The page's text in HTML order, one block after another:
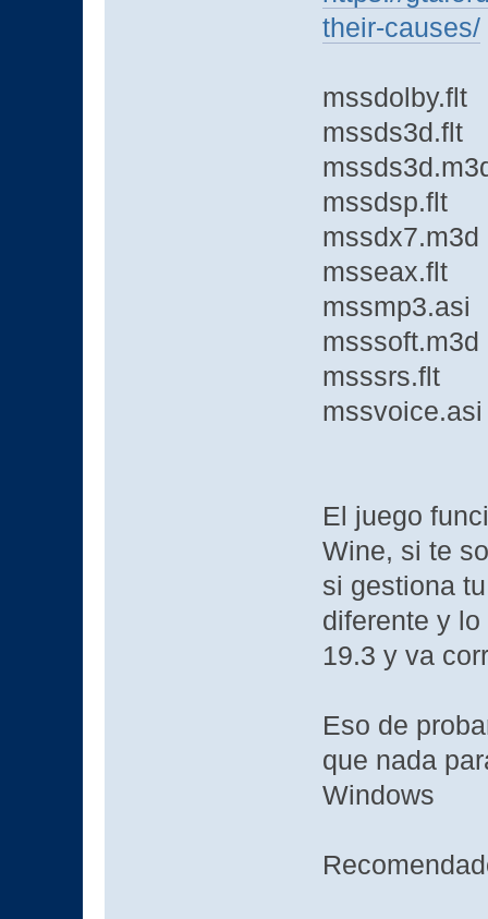
their-causes/
mssdolby.flt
mssds3d.flt
mssdsp.flt
mssdx7.m3d
msseax.flt
mssmp3.asi
msssoft.m3d
msssrs.flt
mssvoice.asi
El juego
Wine, si te
si gestiona
diferente y
19.3 y va
Eso de
que nada
Windows